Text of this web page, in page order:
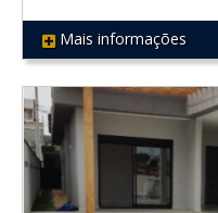
REF 136
Mais informações